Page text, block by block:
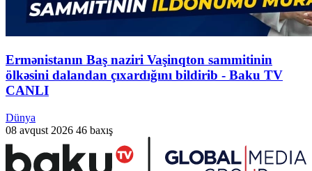
Ermənistanın Baş naziri Vaşinqton sammitinin
ölkəsini dalandan çıxardığını bildirib - Baku TV
CANLI
Dünya
08 avqust 2026 46 baxış